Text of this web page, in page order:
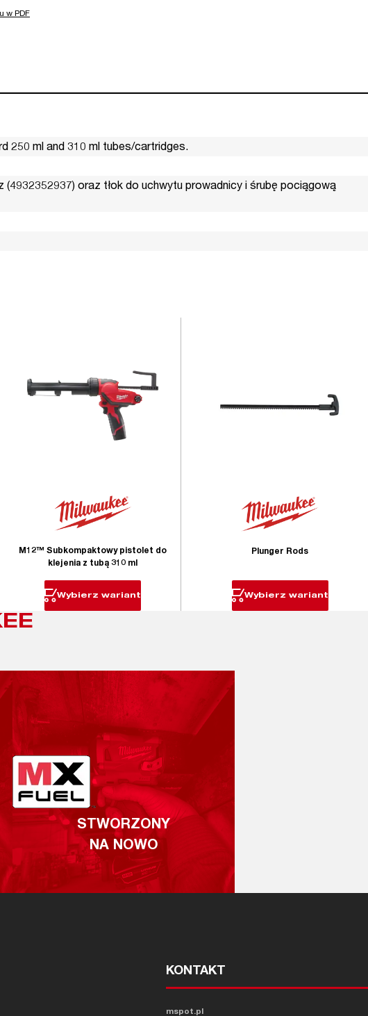
w PDF
250 ml and 310 ml tubes/cartridges.
(4932352937) oraz tłok do uchwytu prowadnicy i śrubę pociągową
M12™ Subkompaktowy pistolet do
klejenia z tubą 310 ml
Wybierz wariant
Plunger Rods
Wybierz wariant
STWORZONY
NA NOWO
KONTAKT
mspot.pl